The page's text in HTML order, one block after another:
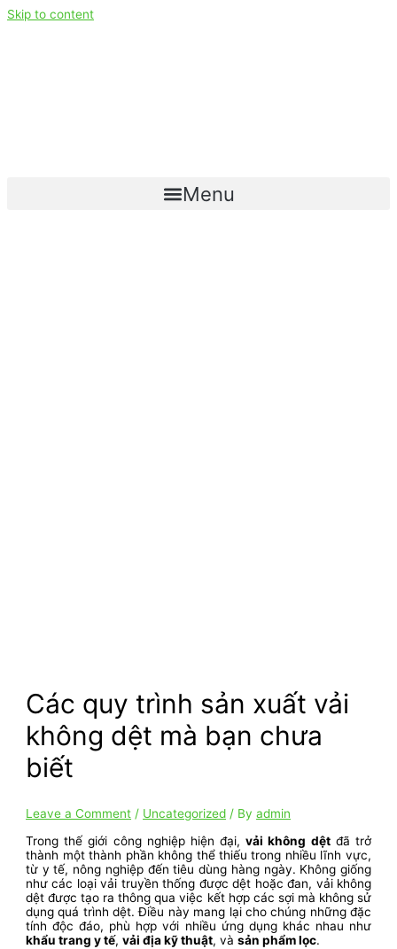
Skip to content
Menu
Các quy trình sản xuất vải
không dệt mà bạn chưa
biết
Leave a Comment / Uncategorized / Byadmin
Trong thế giới công nghiệp hiện đại,vải không dệtđã trở
thành một thành phần không thể thiếu trong nhiều lĩnh vực,
từ y tế, nông nghiệp đến tiêu dùng hàng ngày. Không giống
như các loại vải truyền thống được dệt hoặc đan, vải không
dệt được tạo ra thông qua việc kết hợp các sợi mà không sử
dụng quá trình dệt. Điều này mang lại cho chúng những đặc
tính độc đáo, phù hợp với nhiều ứng dụng khác nhau như
khẩu trang y tế,vải địa kỹ thuật, vàsản phẩm lọc.